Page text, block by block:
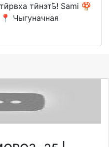
тӣнэтҍ! Sami 🍄
Чыгуначная